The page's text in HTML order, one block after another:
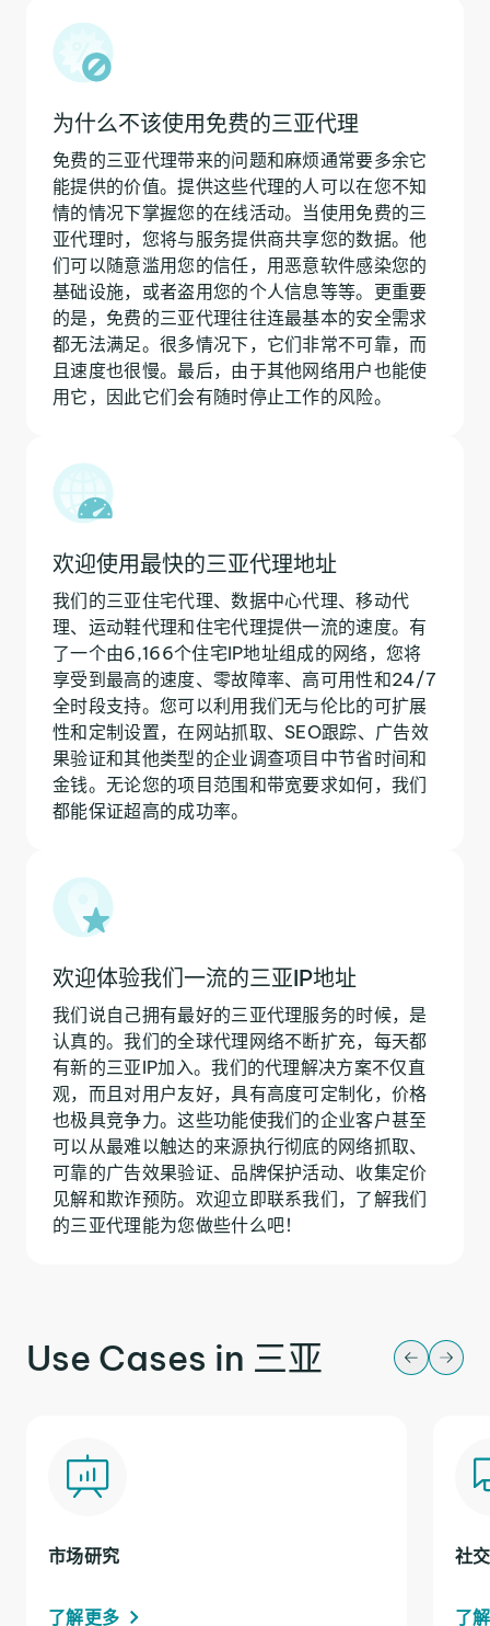
为什么不该使用免费的三亚代理
免费的三亚代理带来的问题和麻烦通常要多余它
能提供的价值。提供这些代理的人可以在您不知
情的情况下掌握您的在线活动。当使用免费的三
亚代理时，您将与服务提供商共享您的数据。他
们可以随意滥用您的信任，用恶意软件感染您的
基础设施，或者盗用您的个人信息等等。更重要
的是，免费的三亚代理往往连最基本的安全需求
都无法满足。很多情况下，它们非常不可靠，而
且速度也很慢。最后，由于其他网络用户也能使
用它，因此它们会有随时停止工作的风险。
欢迎使用最快的三亚代理地址
我们的三亚住宅代理、数据中心代理、移动代
理、运动鞋代理和住宅代理提供一流的速度。有
了一个由6,166个住宅IP地址组成的网络，您将
享受到最高的速度、零故障率、高可用性和24/7
全时段支持。您可以利用我们无与伦比的可扩展
性和定制设置，在网站抓取、SEO跟踪、广告效
果验证和其他类型的企业调查项目中节省时间和
金钱。无论您的项目范围和带宽要求如何，我们
都能保证超高的成功率。
欢迎体验我们一流的三亚IP地址
我们说自己拥有最好的三亚代理服务的时候，是
认真的。我们的全球代理网络不断扩充，每天都
有新的三亚IP加入。我们的代理解决方案不仅直
观，而且对用户友好，具有高度可定制化，价格
也极具竞争力。这些功能使我们的企业客户甚至
可以从最难以触达的来源执行彻底的网络抓取、
可靠的广告效果验证、品牌保护活动、收集定价
见解和欺诈预防。欢迎立即联系我们，了解我们
的三亚代理能为您做些什么吧！
Use Cases in 三亚
市场研究
了解更多
社
了